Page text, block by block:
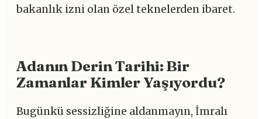
bakanlık izni olan özel teknelerden ibaret.
Adanın Derin Tarihi: Bir
Zamanlar Kimler Yaşıyordu?
Bugünkü sessizliğine aldanmayın, İmralı